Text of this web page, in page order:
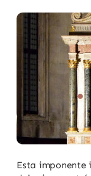
Esta imponente